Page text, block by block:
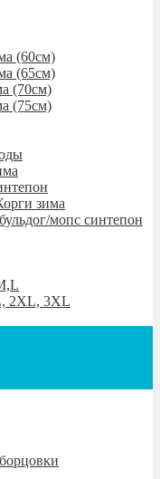
(60cм)
(65cм)
(70см)
(75см)
зима
мопс синтепон
2XL, 3XL